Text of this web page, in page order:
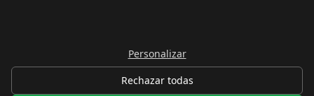
Personalizar
Rechazar todas